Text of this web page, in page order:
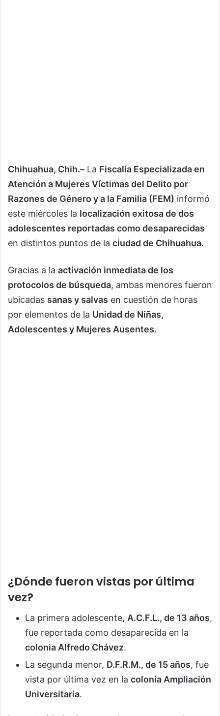
Chihuahua, Chih.– La Fiscalía Especializada en
Atención a Mujeres Víctimas del Delito por
Razones de Género y a la Familia (FEM) informó
este miércoles la localización exitosa de dos
adolescentes reportadas como desaparecidas
en distintos puntos de la ciudad de Chihuahua.
Gracias a la activación inmediata de los
protocolos de búsqueda, ambas menores fueron
ubicadas sanas y salvas en cuestión de horas
por elementos de la Unidad de Niñas,
Adolescentes y Mujeres Ausentes.
¿Dónde fueron vistas por última
vez?
La primera adolescente, A.C.F.L., de 13 años,
fue reportada como desaparecida en la
colonia Alfredo Chávez.
La segunda menor, D.F.R.M., de 15 años, fue
vista por última vez en la colonia Ampliación
Universitaria.